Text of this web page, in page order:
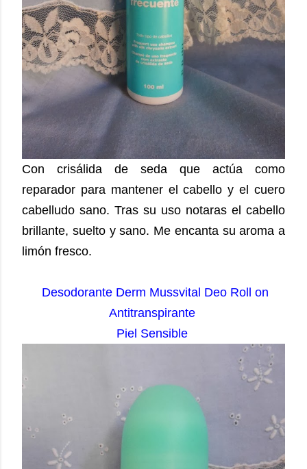
Con crisálida de seda que actúa como
reparador para mantener el cabello y el cuero
cabelludo sano. Tras su uso notaras el cabello
brillante, suelto y sano. Me encanta su aroma a
limón fresco.
Desodorante Derm Mussvital Deo Roll on
Antitranspirante
Piel Sensible